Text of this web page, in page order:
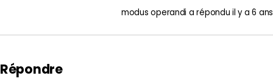
modus operandi a réponduil y a 6 ans
Répondre